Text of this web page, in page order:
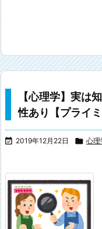
【心理学】実は
性あり【プライミ
 2019年12月22日  心理